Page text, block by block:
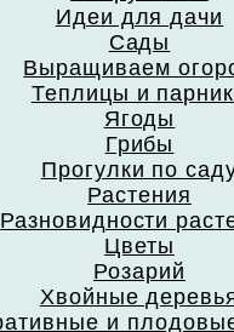
Идеи для дачи
Сады
Выращиваем
Теплицы и
Ягоды
Грибы
Прогулки по
Растения
Разновидности
Цветы
Розарий
Хвойные
и